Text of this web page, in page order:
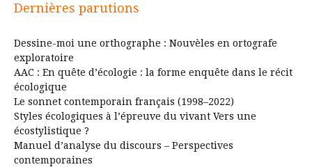
Dernières parutions
Dessine-moi une orthographe : Nouvèles en ortografe
exploratoire
AAC : En quête d’écologie : la forme enquête dans le récit
écologique
Le sonnet contemporain français (1998–2022)
Styles écologiques à l’épreuve du vivant Vers une
écostylistique ?
Manuel d’analyse du discours – Perspectives
contemporaines